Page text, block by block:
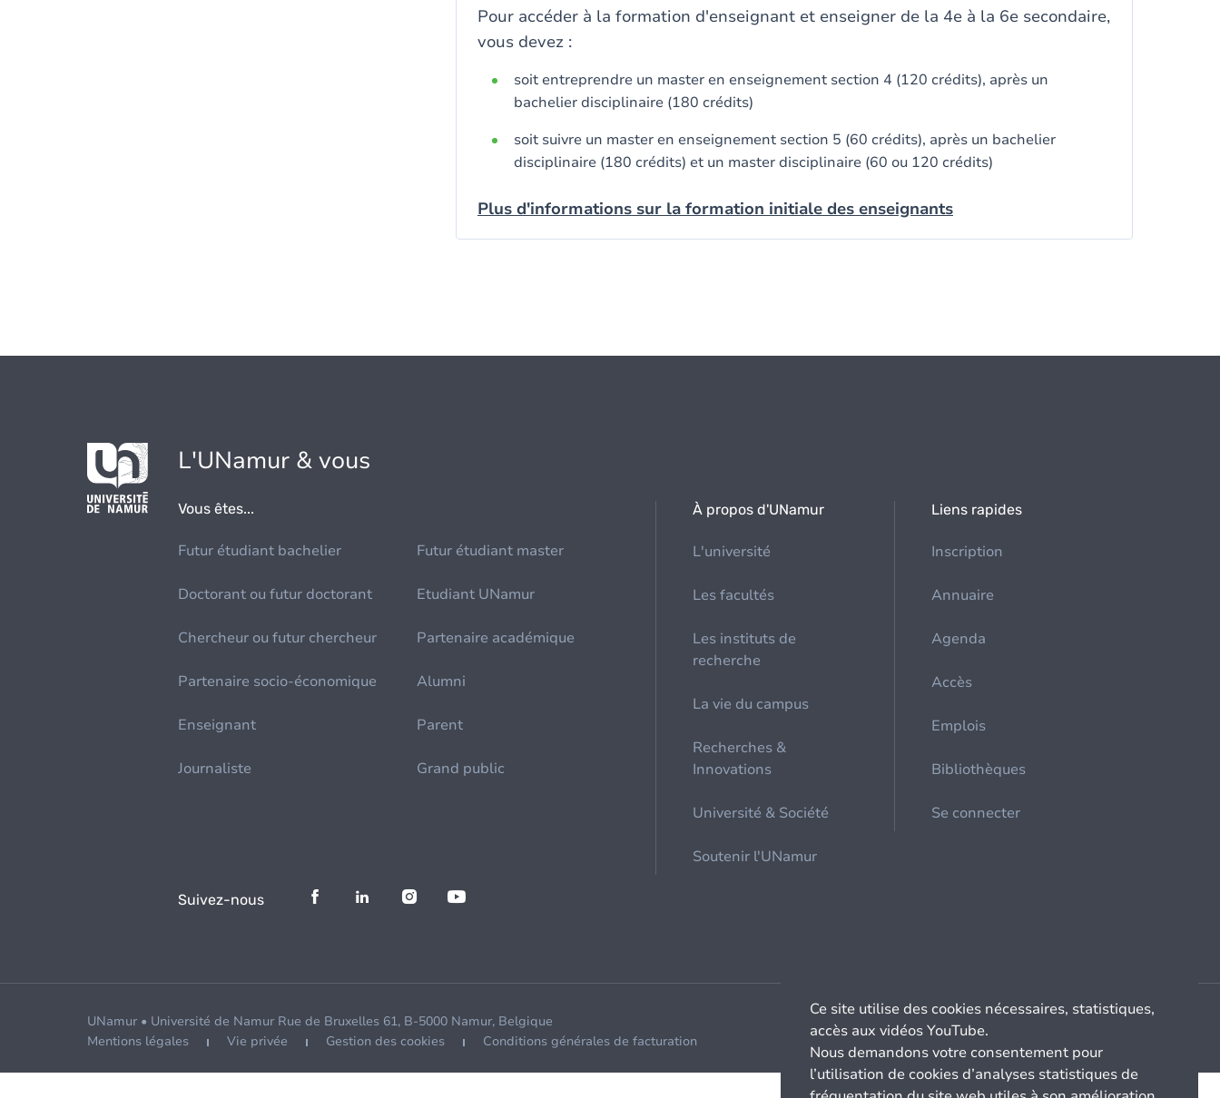
Pour accéder à la formation d'enseignant et enseigner de la 4e à la 6e secondaire,
vous devez :
soit entreprendre un master en enseignement section 4 (120 crédits), après un
bachelier disciplinaire (180 crédits)
soit suivre un master en enseignement section 5 (60 crédits), après un bachelier
disciplinaire (180 crédits) et un master disciplinaire (60 ou 120 crédits)
Plus d'informations sur la formation initiale des enseignants
L'UNamur & vous
Vous êtes...
Futur étudiant bachelier Futur étudiant master
Doctorant ou futur doctorant Etudiant UNamur
Chercheur ou futur chercheur Partenaire académique
Partenaire socio-économique Alumni
Enseignant Parent
Journaliste Grand public
À propos d'UNamur
L'université
Les facultés
Les instituts de
recherche
La vie du campus
Recherches &
Innovations
Université & Société
Soutenir l'UNamur
Liens rapides
Inscription
Annuaire
Agenda
Accès
Emplois
Bibliothèques
Se connecter
Suivez-nous
UNamur • Université de Namur Rue de Bruxelles 61, B-5000 Namur, Belgique
Mentions légales
Vie privée Gestion des cookies Conditions générales de facturation
Ce site utilise des cookies nécessaires, statistiques,
accès aux vidéos YouTube.
Nous demandons votre consentement pour
l’utilisation de cookies d’analyses statistiques de